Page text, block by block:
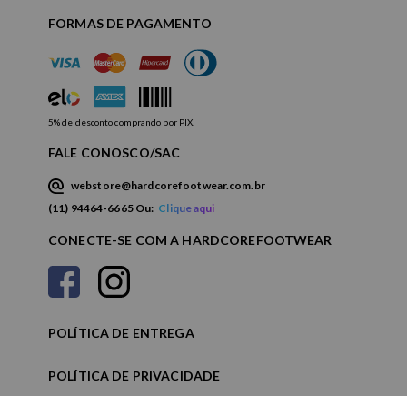
FORMAS DE PAGAMENTO
5% de desconto comprando por PIX.
FALE CONOSCO/SAC
webstore@hardcorefootwear.com.br
(11) 94464-6665 Ou: Clique aqui
CONECTE-SE COM A HARDCOREFOOTWEAR
POLÍTICA DE ENTREGA
POLÍTICA DE PRIVACIDADE